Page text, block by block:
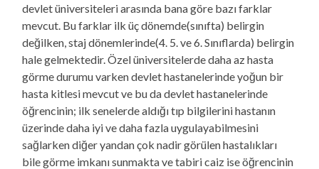
devlet üniversiteleri arasında bana göre bazı farklar
mevcut. Bu farklar ilk üç dönemde(sınıfta) belirgin
değilken, staj dönemlerinde(4. 5. ve 6. Sınıflarda) belirgin
hale gelmektedir. Özel üniversitelerde daha az hasta
görme durumu varken devlet hastanelerinde yoğun bir
hasta kitlesi mevcut ve bu da devlet hastanelerinde
öğrencinin; ilk senelerde aldığı tıp bilgilerini hastanın
üzerinde daha iyi ve daha fazla uygulayabilmesini
sağlarken diğer yandan çok nadir görülen hastalıkları
bile görme imkanı sunmakta ve tabiri caiz ise öğrencinin